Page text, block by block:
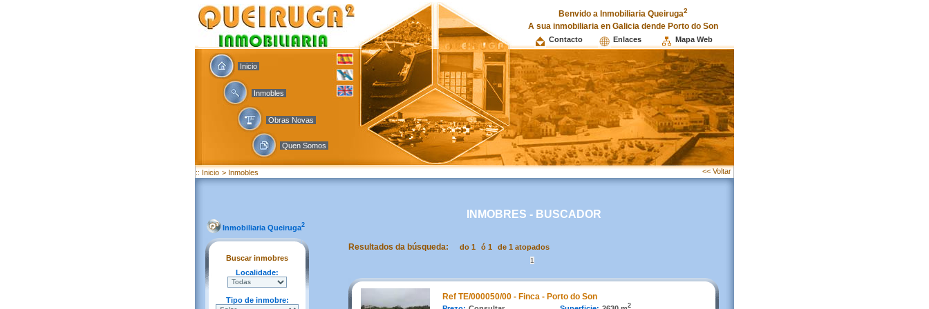
Benvido a Inmobiliaria Queiruga2
A sua inmobiliaria en Galicia dende Porto do Son
Contacto Enlaces Mapa Web
Inicio
Inmobles
Obras Novas
Quen Somos
:: Inicio > Inmobles << Voltar
Inmobiliaria Queiruga2
Buscar inmobres
Localidade:
Tipo de inmobre:
INMOBRES - BUSCADOR
Resultados da búsqueda: do 1 ó 1 de 1 atopados
1
Ref TE/000050/00 - Finca - Porto do Son
2